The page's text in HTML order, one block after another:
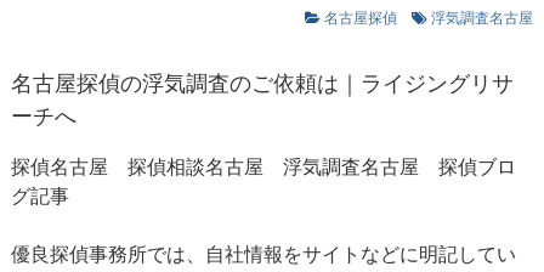
名古屋探偵 浮気調査名古屋
名古屋探偵の浮気調査のご依頼は｜ライジングリサ
ーチへ
探偵名古屋 探偵相談名古屋 浮気調査名古屋 探偵ブロ
グ記事
優良探偵事務所では、自社情報をサイトなどに明記してい